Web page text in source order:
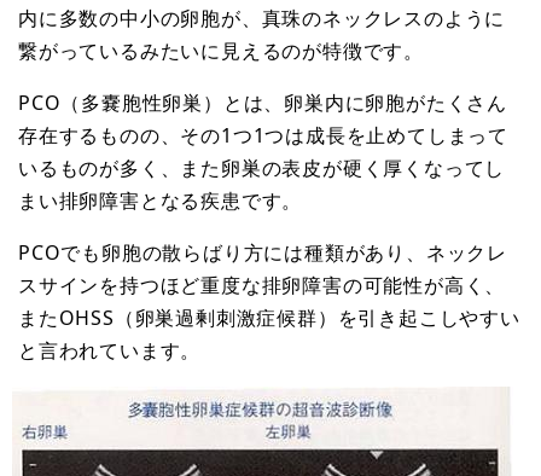
内に多数の中小の卵胞が、真珠のネックレスのように
繋がっているみたいに見えるのが特徴です。
PCO（多嚢胞性卵巣）とは、卵巣内に卵胞がたくさん
存在するものの、その1つ1つは成長を止めてしまって
いるものが多く、また卵巣の表皮が硬く厚くなってし
まい排卵障害となる疾患です。
PCOでも卵胞の散らばり方には種類があり、ネックレ
スサインを持つほど重度な排卵障害の可能性が高く、
またOHSS（卵巣過剰刺激症候群）を引き起こしやすい
と言われています。